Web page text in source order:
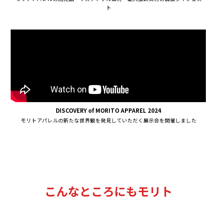
ト
DISCOVERY of MORITO APPAREL 2024
モリトアパレルの新たな世界観を発見していただく展示会を開催しました
こんなところにもモリト